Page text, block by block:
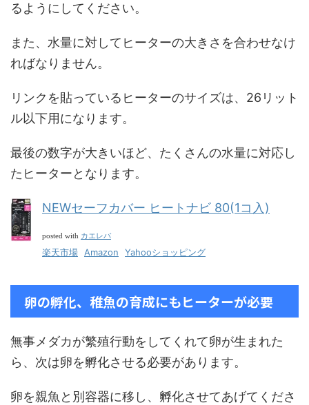
るようにしてください。
また、水量に対してヒーターの大きさを合わせなけ
ればなりません。
リンクを貼っているヒーターのサイズは、26リット
ル以下用になります。
最後の数字が大きいほど、たくさんの水量に対応し
たヒーターとなります。
NEWセーフカバー ヒートナビ 80(1コ入)
posted with カエレバ
楽天市場 Amazon Yahooショッピング
卵の孵化、稚魚の育成にもヒーターが必要
無事メダカが繁殖行動をしてくれて卵が生まれた
ら、次は卵を孵化させる必要があります。
卵を親魚と別容器に移し、孵化させてあげてくださ